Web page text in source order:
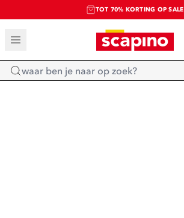
TOT 70% KORTING OP SALE
SALE: LAATSTE KANS!
SHOP NIEUW
Home